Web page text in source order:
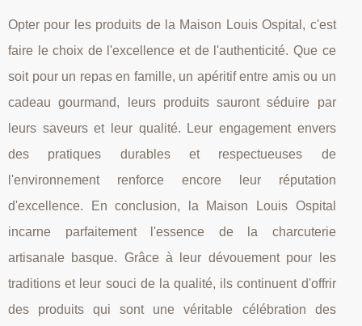
Opter pour les produits de la Maison Louis Ospital, c'est
faire le choix de l'excellence et de l'authenticité. Que ce
soit pour un repas en famille, un apéritif entre amis ou un
cadeau gourmand, leurs produits sauront séduire par
leurs saveurs et leur qualité. Leur engagement envers
des pratiques durables et respectueuses de
l'environnement renforce encore leur réputation
d'excellence. En conclusion, la Maison Louis Ospital
incarne parfaitement l'essence de la charcuterie
artisanale basque. Grâce à leur dévouement pour les
traditions et leur souci de la qualité, ils continuent d'offrir
des produits qui sont une véritable célébration des